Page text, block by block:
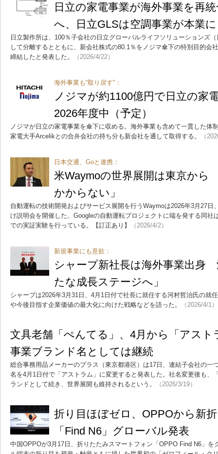
日立の家電事業が海外事業を再
へ、日立GLSは空調事業が本業に
日立製作所は、100％子会社の日立グローバルライフソリューションズ
して分離するとともに、新会社株式の80.1％をノジマ傘下の特別目的会
締結したと発表した。
（2026/4/22）
海外事業も“取り戻す”：
ノジマが約1100億円で日立の
2026年度中（予定）
ノジマが日立の家電事業を傘下に収める。海外事業も含めて一貫した体
家電大手Arcelikとの合弁会社の持ち分も新会社を通して取得する。
（
日本交通、Goと連携：
米Waymoの世界展開は東京か
かからない」
自動運転の技術開発およびサービス展開を行うWaymoは2026年3月27日
け説明会を開催した。Googleの自動運転プロジェクトに端を発する同社
での実証実験を行っている。【訂正あり】
（2026/4/2）
新規事業にも意欲：
シャープ新社長は海外事業出身
たな成長ステージへ」
シャープは2026年3月31日、4月1日付で社長に就任する河村哲治氏の就
や今後目指す企業価値の最大化に向けた戦略などを語った。
（2026/4/1）
文具老舗「ぺんてる」、4月から「アス
事業ブランド名としては継続
総合事務用品メーカーのプラス（東京都港区）は17日、連結子会社の一
名を4月1日付で「アストラム」に変更すると発表した。社名変更後も、
ランドとして続き、世界展開も維持されるという。
（2026/3/19）
折り目ほぼゼロ、OPPOから新
「Find N6」グローバル発表
中国OPPOが3月17日、折りたたみスマートフォン「OPPO Find N6」を